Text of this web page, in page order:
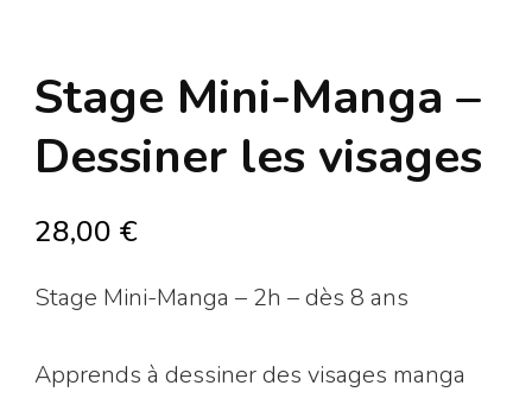
Stage Mini-Manga –
Dessiner les visages
28,00 €
Stage Mini-Manga – 2h – dès 8 ans
Apprends à dessiner des visages manga